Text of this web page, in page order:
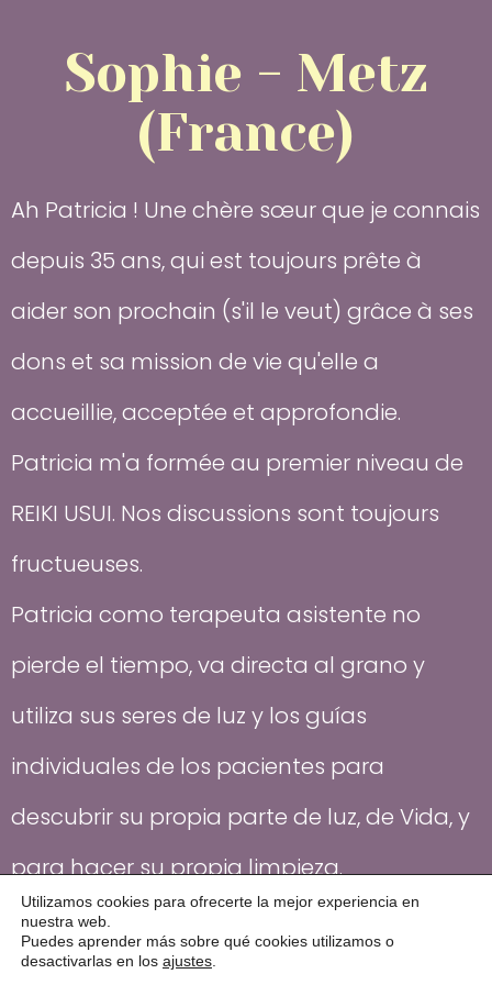
Sophie - Metz
(France)
Ah Patricia ! Une chère sœur que je connais
depuis 35 ans, qui est toujours prête à
aider son prochain (s'il le veut) grâce à ses
dons et sa mission de vie qu'elle a
accueillie, acceptée et approfondie.
Patricia m'a formée au premier niveau de
REIKI USUI. Nos discussions sont toujours
fructueuses.
Patricia como terapeuta asistente no
pierde el tiempo, va directa al grano y
utiliza sus seres de luz y los guías
individuales de los pacientes para
descubrir su propia parte de luz, de Vida, y
para hacer su propia limpieza.
Utilizamos cookies para ofrecerte la mejor experiencia en
nuestra web.
Puedes aprender más sobre qué cookies utilizamos o
desactivarlas en los ajustes